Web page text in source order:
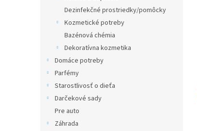
Dezinfekčné prostriedky/pomôcky
Kozmetické potreby
Bazénová chémia
Dekoratívna kozmetika
Domáce potreby
Parfémy
Starostlivosť o dieťa
Darčekové sady
Pre auto
Záhrada